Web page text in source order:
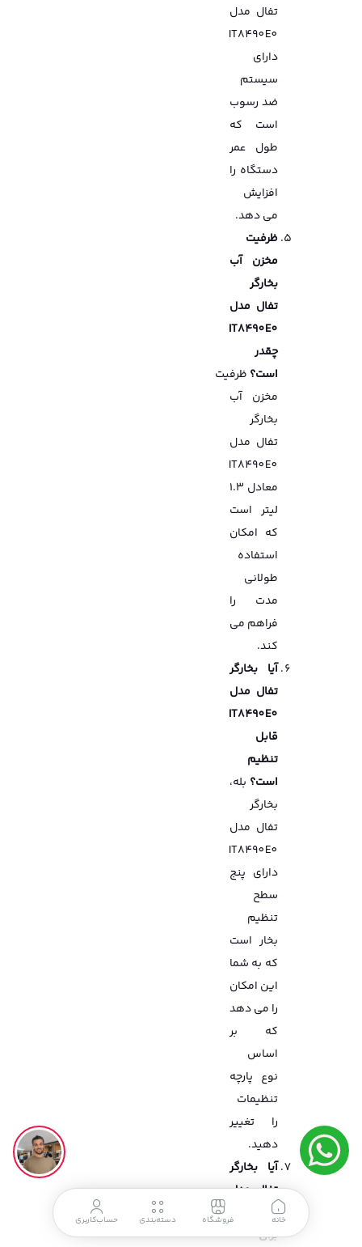
تفال مدل
IT8490E0
دارای
سیستم
ضد رسوب
است که
طول عمر
دستگاه را
افزایش
می دهد.
ظرفیت
مخزن آب
بخارگر
تفال مدل
IT8490E0
چقدر
است؟ ظرفیت
مخزن آب
بخارگر
تفال مدل
IT8490E0
معادل 1.3
لیتر است
که امکان
استفاده
طولانی
مدت را
فراهم می
کند.
آیا بخارگر
تفال مدل
IT8490E0
قابل
تنظیم
است؟ بله،
بخارگر
تفال مدل
IT8490E0
دارای پنج
سطح
تنظیم
بخار است
که به شما
این امکان
را می دهد
که بر
اساس
نوع پارچه
تنظیمات
را تغییر
دهید.
آیا بخارگر
تفال مدل
IT8490E0
برای
خانه فروشگاه دسته‌بندی حساب‌کاربری